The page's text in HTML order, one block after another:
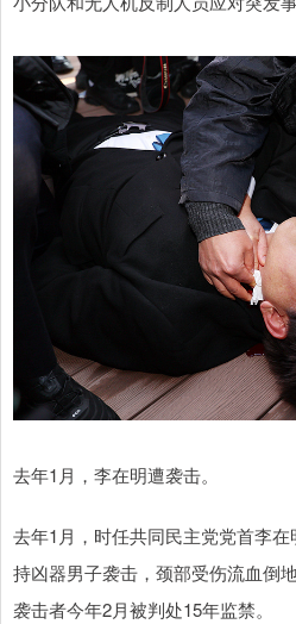
去年1月，李在明遭袭击。
去年1月，时任共同民主党党首李
持凶器男子袭击，颈部受伤流血倒
袭击者今年2月被判处15年监禁。